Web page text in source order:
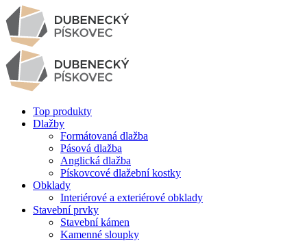
Top produkty
Dlažby
Formátovaná dlažba
Pásová dlažba
Anglická dlažba
Pískovcové dlažební kostky
Obklady
Interiérové a exteriérové obklady
Stavební prvky
Stavební kámen
Kamenné sloupky